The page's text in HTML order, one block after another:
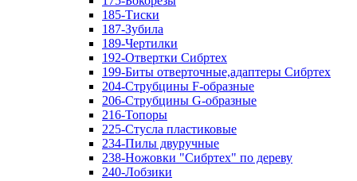
185-Тиски
187-Зубила
189-Чертилки
192-Отвертки Сибртех
199-Биты отверточные,адаптеры Сибртех
204-Струбцины F-образные
206-Струбцины G-образные
216-Топоры
225-Стусла пластиковые
234-Пилы двуручные
238-Ножовки "Сибртех" по дереву
240-Лобзики